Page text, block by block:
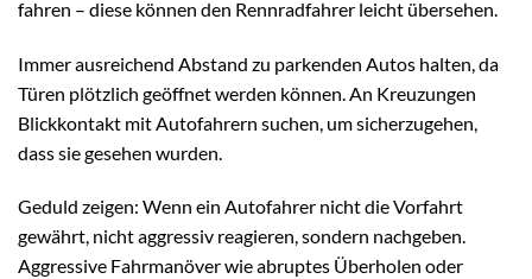
fahren – diese können den Rennradfahrer leicht übersehen.
Immer ausreichend Abstand zu parkenden Autos halten, da
Türen plötzlich geöffnet werden können. An Kreuzungen
Blickkontakt mit Autofahrern suchen, um sicherzugehen,
dass sie gesehen wurden.
Geduld zeigen: Wenn ein Autofahrer nicht die Vorfahrt
gewährt, nicht aggressiv reagieren, sondern nachgeben.
Aggressive Fahrmanöver wie abruptes Überholen oder